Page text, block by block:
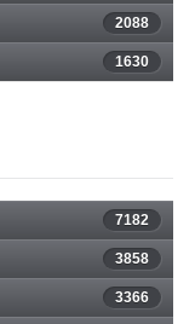
2088
1630
7182
3858
3366